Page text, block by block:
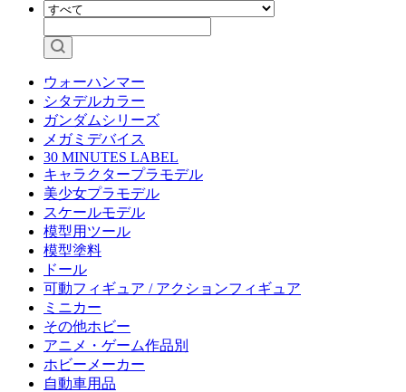
ウォーハンマー
シタデルカラー
ガンダムシリーズ
メガミデバイス
30 MINUTES LABEL
キャラクタープラモデル
美少女プラモデル
スケールモデル
模型用ツール
模型塗料
ドール
可動フィギュア / アクションフィギュア
ミニカー
その他ホビー
アニメ・ゲーム作品別
ホビーメーカー
自動車用品